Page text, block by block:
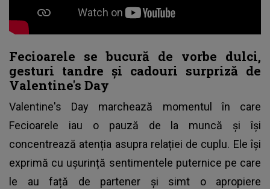
Fecioarele se bucură de vorbe dulci,
gesturi tandre și cadouri surpriză de
Valentine's Day
Valentine's Day marchează momentul în care
Fecioarele iau o pauză de la muncă și își
concentrează atenția asupra relației de cuplu. Ele își
exprimă cu ușurință sentimentele puternice pe care
le au față de partener și simt o apropiere